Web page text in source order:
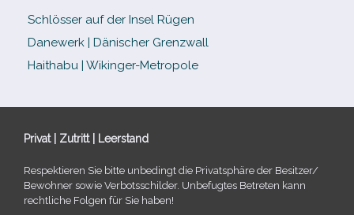
Schlösser auf der Insel Rügen
Danewerk | Dänischer Grenzwall
Haithabu | Wikinger-Metropole
Privat | Zutritt | Leerstand
Respektieren Sie bitte unbe­dingt die Privatsphäre der Besitzer/​
Bewohner sowie Verbotsschilder. Unbefugtes Betreten kann
recht­li­che Folgen für Sie haben!